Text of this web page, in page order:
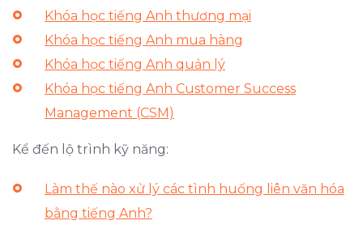
Khóa học tiếng Anh thương mại
Khóa học tiếng Anh mua hàng
Khóa học tiếng Anh quản lý
Khóa học tiếng Anh Customer Success
Management (CSM)
Kể đến lộ trình kỹ năng:
Làm thế nào xử lý các tình huống liên văn hóa
bằng tiếng Anh?